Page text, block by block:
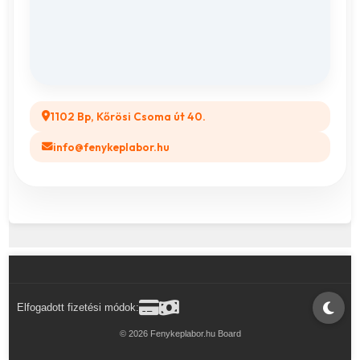
1102 Bp, Kőrösi Csoma út 40.
info@fenykeplabor.hu
Elfogadott fizetési módok:
© 2026 Fenykeplabor.hu Board